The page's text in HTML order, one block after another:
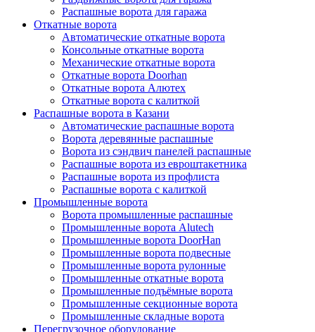
Распашные ворота для гаража
Откатные ворота
Автоматические откатные ворота
Консольные откатные ворота
Механические откатные ворота
Откатные ворота Doorhan
Откатные ворота Алютех
Откатные ворота с калиткой
Распашные ворота в Казани
Автоматические распашные ворота
Ворота деревянные распашные
Ворота из сэндвич панелей распашные
Распашные ворота из евроштакетника
Распашные ворота из профлиста
Распашные ворота с калиткой
Промышленные ворота
Ворота промышленные распашные
Промышленные ворота Alutech
Промышленные ворота DoorHan
Промышленные ворота подвесные
Промышленные ворота рулонные
Промышленные откатные ворота
Промышленные подъёмные ворота
Промышленные секционные ворота
Промышленные складные ворота
Перегрузочное оборудование